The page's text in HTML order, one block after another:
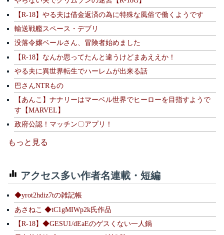
【R-18】やる夫は借金返済の為に特殊な風俗で働くようです
輸送戦艦スペース・デブリ
没落令嬢ベールさん、冒険者始めました
【R-18】なんか思ってたんと違うけどまあええか！
やる夫に異世界転生でハーレムが出来る話
巴さんNTRもの
【あんこ】ナナリーはマーベル世界でヒーローを目指すようで
す【MARVEL】
政府公認！マッチン〇アプリ！
もっと見る
アクセス多い作者名連載・短編
◆yrot2hdiz7tの雑記帳
あさねこ ◆tC1gMIWp2k氏作品
【R-18】◆GESU1/dEaEのゲスくない一人鍋